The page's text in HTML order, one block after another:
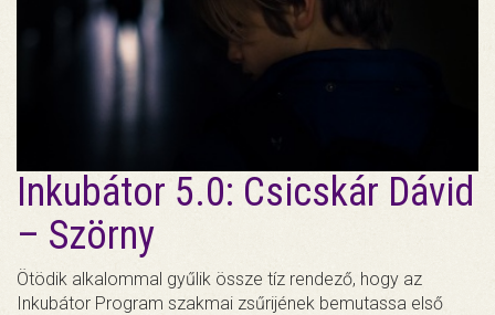
Inkubátor 5.0: Csicskár Dávid
– Szörny
Ötödik alkalommal gyűlik össze tíz rendező, hogy az
Inkubátor Program szakmai zsűrijének bemutassa első